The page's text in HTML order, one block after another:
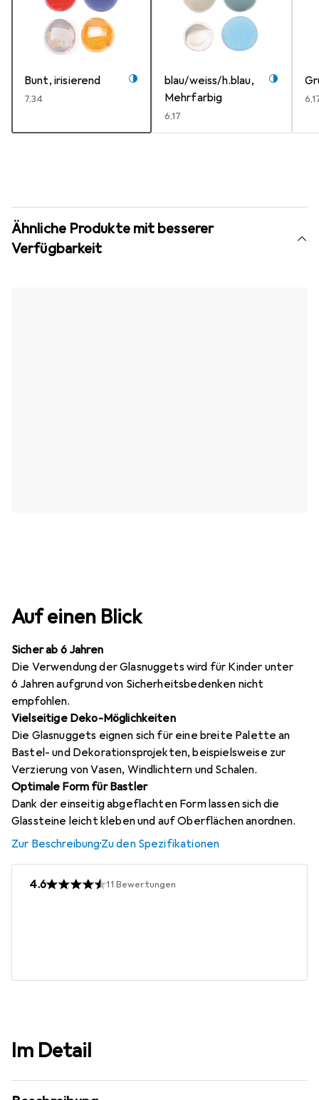
Bunt, irisierend
EUR
7,34
blau/weiss/h.blau,
Mehrfarbig
EUR
6,17
Ähnliche Produkte mit besserer
Verfügbarkeit
Auf einen Blick
Sicher ab 6 Jahren
Die Verwendung der Glasnuggets wird für Kinder unter
6 Jahren aufgrund von Sicherheitsbedenken nicht
empfohlen.
Vielseitige Deko-Möglichkeiten
Die Glasnuggets eignen sich für eine breite Palette an
Bastel- und Dekorationsprojekten, beispielsweise zur
Verzierung von Vasen, Windlichtern und Schalen.
Optimale Form für Bastler
Dank der einseitig abgeflachten Form lassen sich die
Glassteine leicht kleben und auf Oberflächen anordnen.
Zur Beschreibung·Zu den Spezifikationen
4.6 11 Bewertungen
Im Detail